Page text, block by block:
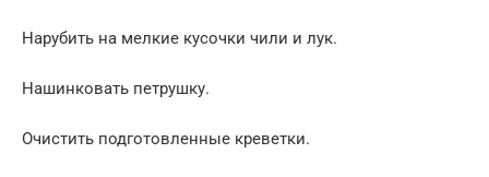
Нарубить на мелкие кусочки чили и лук.
Нашинковать петрушку.
Очистить подготовленные креветки.